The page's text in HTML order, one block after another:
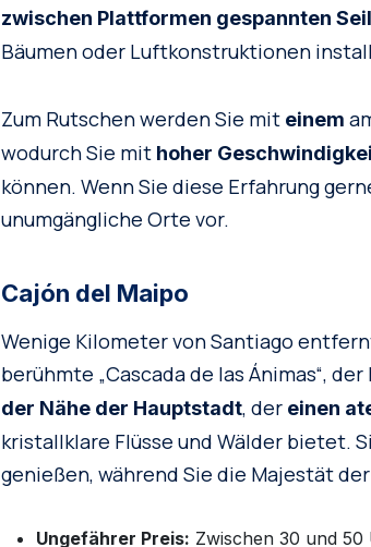
zwischen Plattformen gespannten
Bäumen oder Luftkonstruktionen
Zum Rutschen werden Sie mit einem
wodurch Sie mit hoher
können. Wenn Sie diese Erfahrung
unumgängliche Orte vor.
Cajón del Maipo
Wenige Kilometer von Santiago
berühmte „Cascada de las Ánimas“,
der Nähe der Hauptstadt, der einen
kristallklare Flüsse und Wälder bietet.
genießen, während Sie die Majestät
Ungefährer Preis: Zwischen 30 und